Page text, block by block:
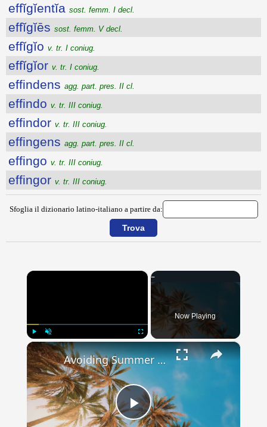
effĭgĭentĭa sost. femm. I decl.
effĭgĭēs sost. femm. V decl.
effĭgĭo v. tr. I coniug.
effĭgĭor v. tr. I coniug.
effindens agg. part. pres. II cl.
effindo v. tr. III coniug.
effindor v. tr. III coniug.
effingens agg. part. pres. II cl.
effingo v. tr. III coniug.
effingor v. tr. III coniug.
Sfoglia il dizionario latino-italiano a partire da:
×
Play Unmute
Now Playing
×
Play
Avoiding Summer Skincare Mistakes: Common Pitfalls to Watch Out For